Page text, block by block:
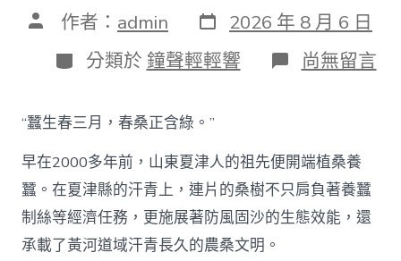
文 作者： admin 發
表
日
期
2026 年 8 月 6 日
分
類
分類於 鐘聲輕輕響 在
〈古
興
枝
葉
總
關
尚無留言
“蠶生春三月，春桑正含綠。”
早在2000多年前，山東夏津人的祖先便開端植桑養
蠶。在夏津縣的汗青上，連片的桑樹不只肩負著養蠶
制絲等經濟任務，更施展著防風固沙的生態效能，還
承載了黃河道域汗青長久的農桑文明。